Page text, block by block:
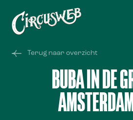
Terug naar overzicht
BUBA IN DE